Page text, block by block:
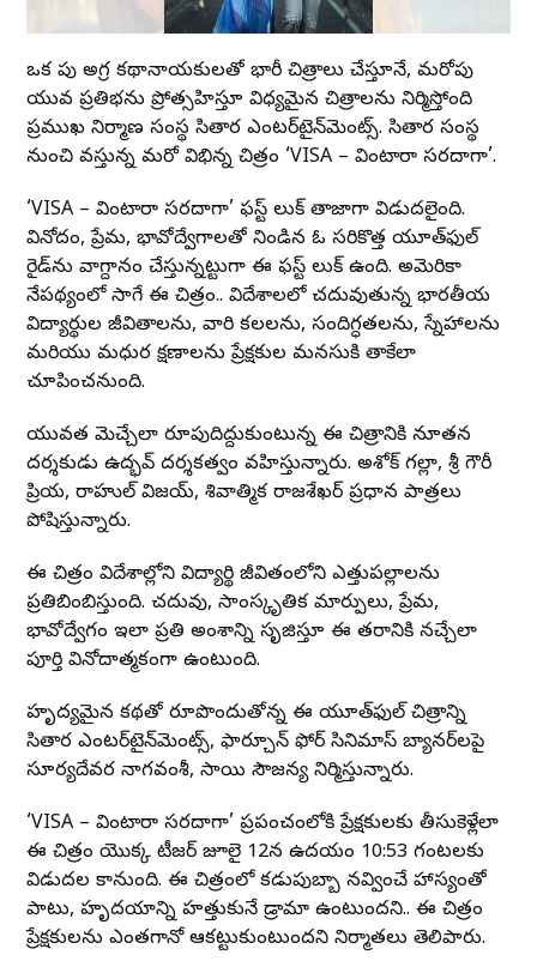
ఒక వైపు అగ్ర కథానాయకులతో భారీ చిత్రాలు చేస్తూనే, మరోవైపు
యువ ప్రతిభను ప్రోత్సహిస్తూ వైవిధ్యమైన చిత్రాలను నిర్మిస్తోంది
ప్రముఖ నిర్మాణ సంస్థ సితార ఎంటర్‌టైన్‌మెంట్స్. సితార సంస్థ
నుంచి వస్తున్న మరో విభిన్న చిత్రం ‘VISA – వింటారా సరదాగా’.
‘VISA – వింటారా సరదాగా’ ఫస్ట్ లుక్ తాజాగా విడుదలైంది.
వినోదం, ప్రేమ, భావోద్వేగాలతో నిండిన ఓ సరికొత్త యూత్‌ఫుల్
రైడ్‌ను వాగ్దానం చేస్తున్నట్టుగా ఈ ఫస్ట్ లుక్ ఉంది. అమెరికా
నేపథ్యంలో సాగే ఈ చిత్రం.. విదేశాలలో చదువుతున్న భారతీయ
విద్యార్థుల జీవితాలను, వారి కలలను, సందిగ్ధతలను, స్నేహాలను
మరియు మధుర క్షణాలను ప్రేక్షకుల మనసుకి తాకేలా
చూపించనుంది.
యువత మెచ్చేలా రూపుదిద్దుకుంటున్న ఈ చిత్రానికి నూతన
దర్శకుడు ఉద్భవ్ దర్శకత్వం వహిస్తున్నారు. అశోక్ గల్లా, శ్రీ గౌరీ
ప్రియ, రాహుల్ విజయ్, శివాత్మిక రాజశేఖర్ ప్రధాన పాత్రలు
పోషిస్తున్నారు.
ఈ చిత్రం విదేశాల్లోని విద్యార్థి జీవితంలోని ఎత్తుపల్లాలను
ప్రతిబింబిస్తుంది. చదువు, సాంస్కృతిక మార్పులు, ప్రేమ,
భావోద్వేగం ఇలా ప్రతి అంశాన్ని సృజిస్తూ ఈ తరానికి నచ్చేలా
పూర్తి వినోదాత్మకంగా ఉంటుంది.
హృద్యమైన కథతో రూపొందుతోన్న ఈ యూత్‌ఫుల్ చిత్రాన్ని
సితార ఎంటర్‌టైన్‌మెంట్స్, ఫార్చూన్ ఫోర్ సినిమాస్ బ్యానర్‌లపై
సూర్యదేవర నాగవంశీ, సాయి సౌజన్య నిర్మిస్తున్నారు.
‘VISA – వింటారా సరదాగా’ ప్రపంచంలోకి ప్రేక్షకులకు తీసుకెళ్లేలా
ఈ చిత్రం యొక్క టీజర్ జూలై 12న ఉదయం 10:53 గంటలకు
విడుదల కానుంది. ఈ చిత్రంలో కడుపుబ్బా నవ్వించే హాస్యంతో
పాటు, హృదయాన్ని హత్తుకునే డ్రామా ఉంటుందని.. ఈ చిత్రం
ప్రేక్షకులను ఎంతగానో ఆకట్టుకుంటుందని నిర్మాతలు తెలిపారు.